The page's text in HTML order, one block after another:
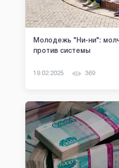
Молодежь "Ни-ни":
против системы
19.02.2025 369